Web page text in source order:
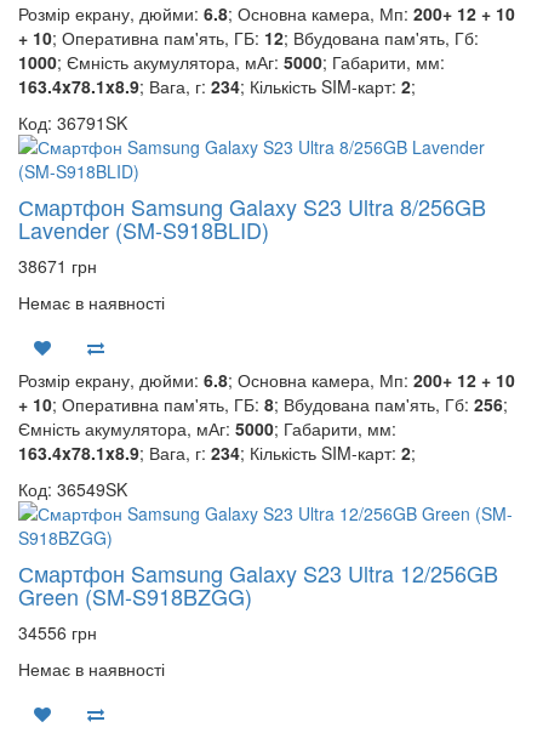
Розмір екрану, дюйми: 6.8; Основна камера, Мп: 200+ 12 + 10
+ 10; Оперативна пам'ять, ГБ: 12; Вбудована пам'ять, Гб:
1000; Ємність акумулятора, мАг: 5000; Габарити, мм:
163.4x78.1x8.9; Вага, г: 234; Кількість SIM-карт: 2;
Код: 36791SK
Смартфон Samsung Galaxy S23 Ultra 8/256GB
Lavender (SM-S918BLID)
38671 грн
Немає в наявності
Розмір екрану, дюйми: 6.8; Основна камера, Мп: 200+ 12 + 10
+ 10; Оперативна пам'ять, ГБ: 8; Вбудована пам'ять, Гб: 256;
Ємність акумулятора, мАг: 5000; Габарити, мм:
163.4x78.1x8.9; Вага, г: 234; Кількість SIM-карт: 2;
Код: 36549SK
Смартфон Samsung Galaxy S23 Ultra 12/256GB
Green (SM-S918BZGG)
34556 грн
Немає в наявності